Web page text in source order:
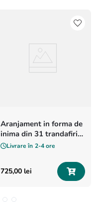
Aranjament in forma de
inima din 31 trandafiri
rosiiLivrare în 2-4 ore
725,00 lei